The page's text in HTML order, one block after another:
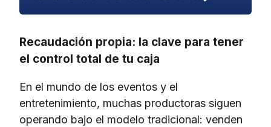
Recaudación propia: la clave para tener
el control total de tu caja
En el mundo de los eventos y el
entretenimiento, muchas productoras siguen
operando bajo el modelo tradicional: venden